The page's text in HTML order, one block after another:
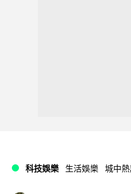
科技娛樂 生活娛樂 城中